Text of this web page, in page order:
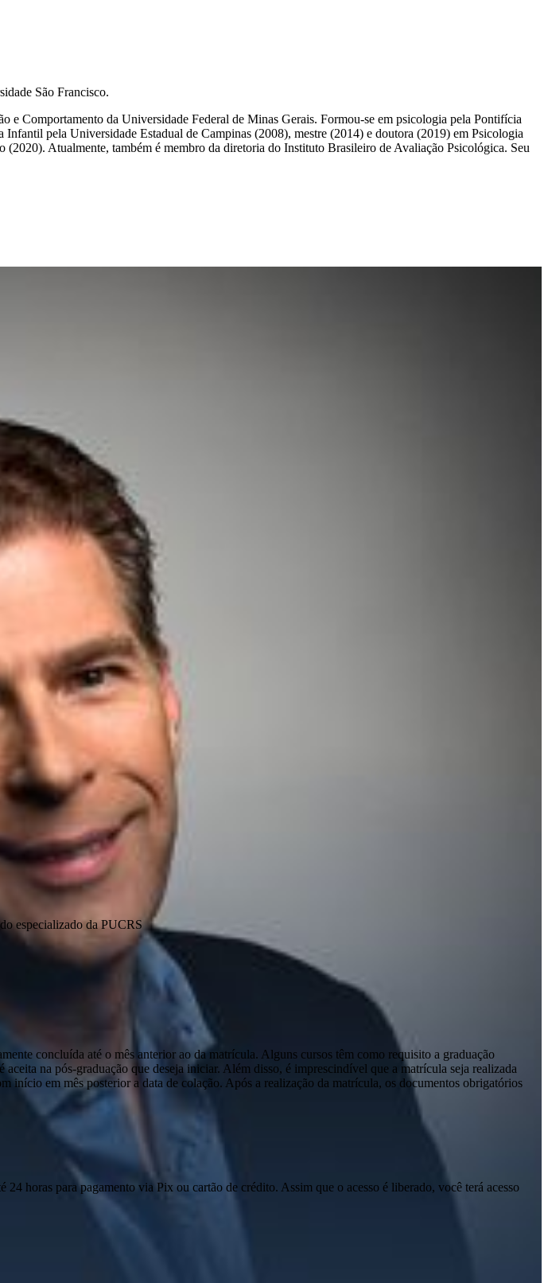
São Francisco.
Comportamento da Universidade Federal de Minas Gerais. Formou-se em psicologia pela Pontifícia
pela Universidade Estadual de Campinas (2008), mestre (2014) e doutora (2019) em Psicologia
Atualmente, também é membro da diretoria do Instituto Brasileiro de Avaliação Psicológica. Seu
especializado da PUCRS
concluída até o mês anterior ao da matrícula. Alguns cursos têm como requisito a graduação
na pós-graduação que deseja iniciar. Além disso, é imprescindível que a matrícula seja realizada
início em mês posterior a data de colação. Após a realização da matrícula, os documentos obrigatórios
horas para pagamento via Pix ou cartão de crédito. Assim que o acesso é liberado, você terá acesso